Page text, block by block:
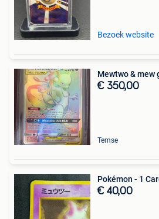
Bezoek website
Mewtwo & mew
€ 350,00
Temse
Pokémon - 1
€ 40,00